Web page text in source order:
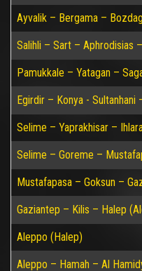
Ayvalik – Bergama –
Salihli – Sart – Aphrodisias
Pamukkale – Yatagan –
Egirdir – Konya - Sultanhani
Selime – Yaprakhisar –
Selime – Goreme –
Mustafapasa – Goksun –
Gaziantep – Kilis – Halep
Aleppo (Halep)
Aleppo – Hamah – Al